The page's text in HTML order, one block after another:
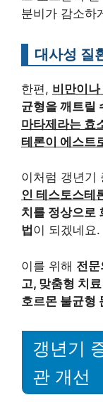
분비가 감소하
대사성 질
한편, 비만이
균형을 깨트릴
마타제라는 효
테론이 에스트
이처럼 갱년기
인 테스토스테
치를 정상으로
법 이 되겠네요.
이를 위해 전
고, 맞춤형 치
호르몬 불균형
갱년기
관 개선